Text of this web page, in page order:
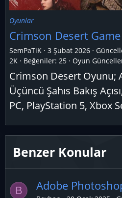
Oyunlar
Crimson Desert Game
SemPaTiK 3 Şubat 2026
2K
Beğeniler: 25 Oyun
Crimson Desert Oyunu;
Üçüncü Şahıs Bakış
PC, PlayStation 5, Xbox
Benzer Konular
B Adobe